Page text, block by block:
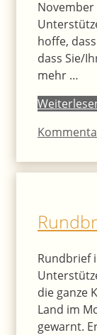
November
hoffe,
dass Sie/
mehr …
Rundbrief
die ganze
Land im
gewarnt.